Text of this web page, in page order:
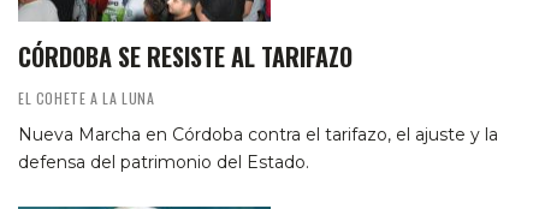
CÓRDOBA SE RESISTE AL TARIFAZO
EL COHETE A LA LUNA
Nueva Marcha en Córdoba contra el tarifazo, el ajuste y la
defensa del patrimonio del Estado.